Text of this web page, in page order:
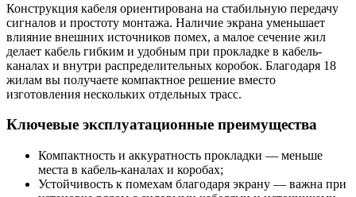
Конструкция кабеля ориентирована на стабильную передачу
сигналов и простоту монтажа. Наличие экрана уменьшает
влияние внешних источников помех, а малое сечение жил
делает кабель гибким и удобным при прокладке в кабель-
каналах и внутри распределительных коробок. Благодаря 18
жилам вы получаете компактное решение вместо
изготовления нескольких отдельных трасс.
Ключевые эксплуатационные преимущества
Компактность и аккуратность прокладки — меньше
места в кабель-каналах и коробах;
Устойчивость к помехам благодаря экрану — важна при